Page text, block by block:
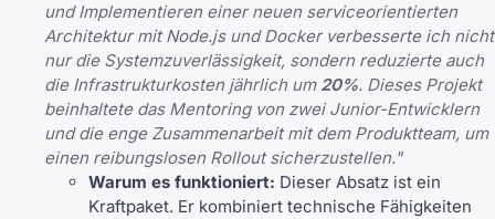
und Implementieren einer neuen serviceorientierten
Architektur mit Node.js und Docker verbesserte ich nicht
nur die Systemzuverlässigkeit, sondern reduzierte auch
die Infrastrukturkosten jährlich um 20%. Dieses Projekt
beinhaltete das Mentoring von zwei Junior-Entwicklern
und die enge Zusammenarbeit mit dem Produktteam, um
einen reibungslosen Rollout sicherzustellen."
Warum es funktioniert: Dieser Absatz ist ein
Kraftpaket. Er kombiniert technische Fähigkeiten